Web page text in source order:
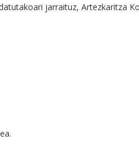
jarraituz, Artezkaritza